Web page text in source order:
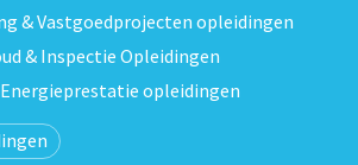
& Vastgoedprojecten opleidingen
& Inspectie Opleidingen
opleidingen